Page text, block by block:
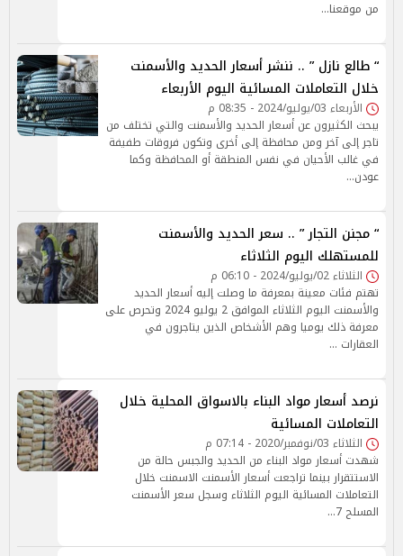
من موقعنا…
“ طالع نازل ” .. ننشر أسعار الحديد والأسمنت
خلال التعاملات المسائية اليوم الأربعاء
الأربعاء 03/يوليو/2024 - 08:35 م
يبحث الكثيرون عن أسعار الحديد والأسمنت والتي تختلف من
تاجر إلى آخر ومن محافظة إلى أخرى وتكون فروقات طفيفة
في غالب الأحيان في نفس المنطقة أو المحافظة وكما
عودن…
“ مجنن التجار ” .. سعر الحديد والأسمنت
للمستهلك اليوم الثلاثاء
الثلاثاء 02/يوليو/2024 - 06:10 م
تهتم فئات معينة بمعرفة ما وصلت إليه أسعار الحديد
والأسمنت اليوم الثلاثاء الموافق 2 يوليو 2024 وتحرص على
معرفة ذلك يوميا وهم الأشخاص الذين يتاجرون في
العقارات …
نرصد أسعار مواد البناء بالاسواق المحلية خلال
التعاملات المسائية
الثلاثاء 03/نوفمبر/2020 - 07:14 م
شهدت أسعار مواد البناء من الحديد والجبس حالة من
الاستتقرار بينما تراجعت أسعار الأسمنت الاسمنت خلال
التعاملات المسائية اليوم الثلاثاء وسجل سعر الأسمنت
المسلح 7…